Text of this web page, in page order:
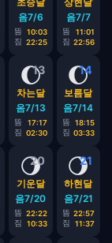
초승달
음7/6
뜸
10:03
짐 22:25
상현달
음7/7
뜸
11:01
짐 22:56
13
🌔
차는달
음7/13
뜸
17:17
짐 02:30
14
🌔
보름달
음7/14
뜸
18:15
짐 03:33
20
🌖
기운달
음7/20
뜸 22:22
짐
10:33
21
🌖
하현달
음7/21
뜸 22:57
짐
11:37